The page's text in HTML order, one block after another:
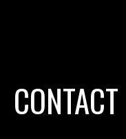
CONTACT